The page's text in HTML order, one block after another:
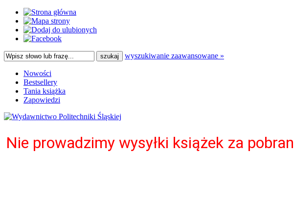
wyszukiwanie zaawansowane »
Nowości
Bestsellery
Tania książka
Zapowiedzi
Nie prowadzimy wysyłki książek za